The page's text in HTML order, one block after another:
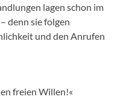
lagen schon im
denn sie folgen
und den Anrufen
freien Willen!«